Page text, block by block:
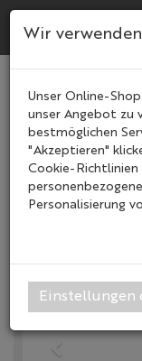
MenüMenü
Hochbeet
Wir
Unser Online-
unser Angebot zu
bestmöglichen
"Akzeptieren"
Cookie-Richtlinien
Personalisierung
Einstellungen